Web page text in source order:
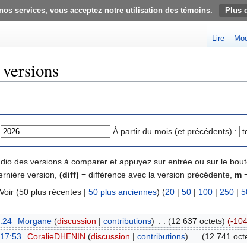
services, vous acceptez notre utilisation des témoins. Plus
À partir du mois (et précédents) :
des versions à comparer et appuyez sur entrée ou sur le
version, (diff) = différence avec la version précédente, m
(50 plus récentes | 50 plus anciennes) (20 | 50 | 100 | 250 |
Morgane (discussion | contributions) (12 637 octets) (-
CoralieDHENIN (discussion | contributions) (12 741
Lire